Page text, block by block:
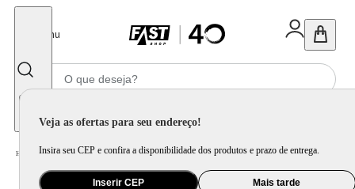
Menu
Veja as ofertas para seu endereço!
Insira seu CEP e confira a disponibilidade dos produtos e prazo de entrega.
Inserir CEP Mais tarde
Home Utilidade Doméstica Cozinha / Acessório Complementar para Cozinha